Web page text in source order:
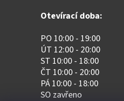
Otevírací doba:
PO 10:00 - 19:00
ÚT 12:00 - 20:00
ST 10:00 - 18:00
ČT 10:00 - 20:00
PÁ 10:00 - 18:00
SO zavřeno